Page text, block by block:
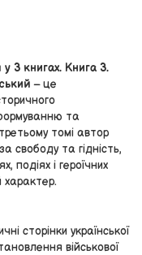
3 книгах. Книга 3.
– це
та
томі автор
свободу та гідність,
подіях і героїчних
сторінки української
військової